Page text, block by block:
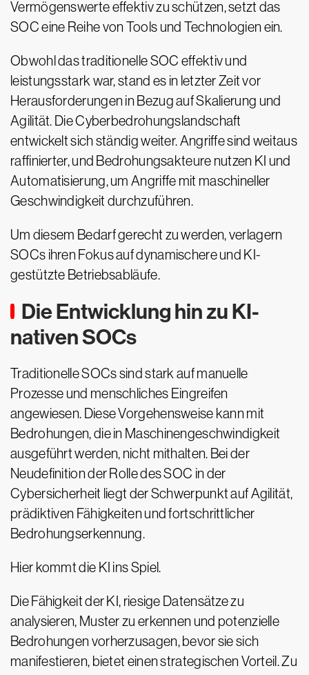
Vermögenswerte effektiv zu schützen, setzt das
SOC eine Reihe von Tools und Technologien ein.
Obwohl das traditionelle SOC effektiv und
leistungsstark war, stand es in letzter Zeit vor
Herausforderungen in Bezug auf Skalierung und
Agilität. Die Cyberbedrohungslandschaft
entwickelt sich ständig weiter. Angriffe sind weitaus
raffinierter, und Bedrohungsakteure nutzen KI und
Automatisierung, um Angriffe mit maschineller
Geschwindigkeit durchzuführen.
Um diesem Bedarf gerecht zu werden, verlagern
SOCs ihren Fokus auf dynamischere und KI-
gestützte Betriebsabläufe.
Die Entwicklung hin zu KI-
nativen SOCs
Traditionelle SOCs sind stark auf manuelle
Prozesse und menschliches Eingreifen
angewiesen. Diese Vorgehensweise kann mit
Bedrohungen, die in Maschinengeschwindigkeit
ausgeführt werden, nicht mithalten. Bei der
Neudefinition der Rolle des SOC in der
Cybersicherheit liegt der Schwerpunkt auf Agilität,
prädiktiven Fähigkeiten und fortschrittlicher
Bedrohungserkennung.
Hier kommt die KI ins Spiel.
Die Fähigkeit der KI, riesige Datensätze zu
analysieren, Muster zu erkennen und potenzielle
Bedrohungen vorherzusagen, bevor sie sich
manifestieren, bietet einen strategischen Vorteil. Zu